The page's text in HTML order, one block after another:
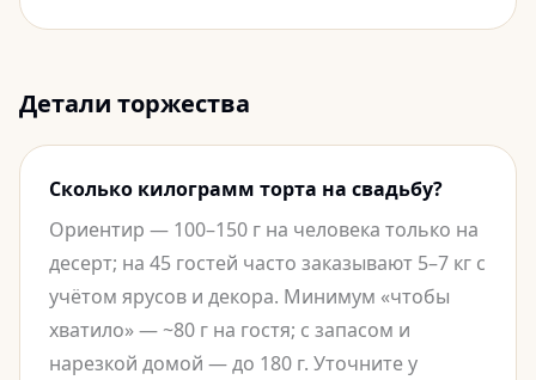
Детали торжества
Сколько килограмм торта на свадьбу?
Ориентир — 100–150 г на человека только на
десерт; на 45 гостей часто заказывают 5–7 кг с
учётом ярусов и декора. Минимум «чтобы
хватило» — ~80 г на гостя; с запасом и
нарезкой домой — до 180 г. Уточните у